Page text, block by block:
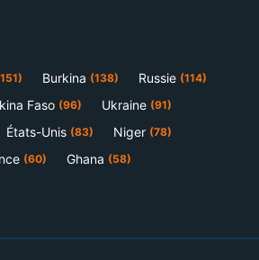
Burkina (138) Russie (114)
Faso (96) Ukraine (91)
États-Unis (83) Niger (78)
(60) Ghana (58)